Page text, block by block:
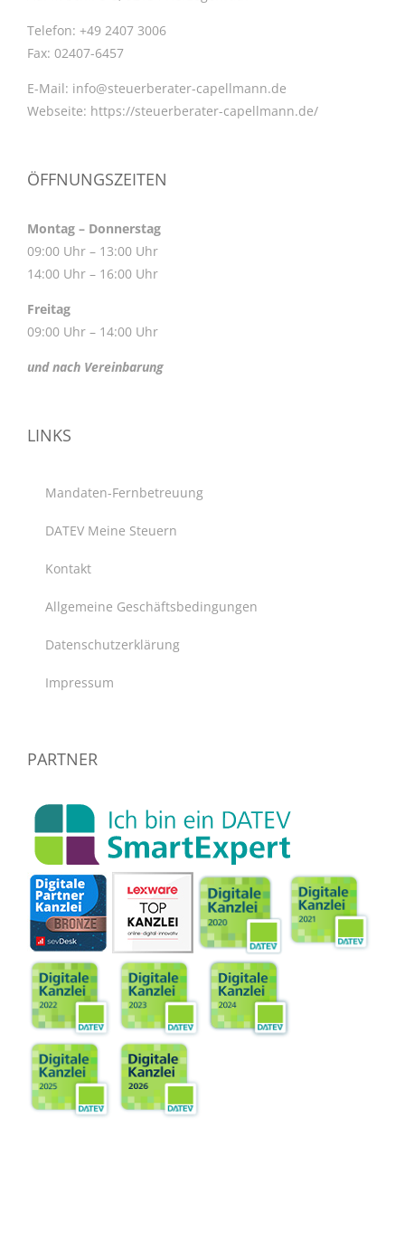
Telefon: +49 2407 3006
Fax: 02407-6457
E-Mail: info@steuerberater-capellmann.de
Webseite: https://steuerberater-capellmann.de/
ÖFFNUNGSZEITEN
Montag – Donnerstag
09:00 Uhr – 13:00 Uhr
14:00 Uhr – 16:00 Uhr
Freitag
09:00 Uhr – 14:00 Uhr
und nach Vereinbarung
LINKS
Mandaten-Fernbetreuung
DATEV Meine Steuern
Kontakt
Allgemeine Geschäftsbedingungen
Datenschutzerklärung
Impressum
PARTNER